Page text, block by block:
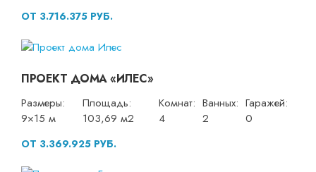
ОТ 3.716.375 РУБ.
ПРОЕКТ ДОМА «ИЛЕС»
Размеры:
9×15 м
Площадь:
103,69 м2
Комнат:
4
Ванных:
2
Гаражей:
0
ОТ 3.369.925 РУБ.